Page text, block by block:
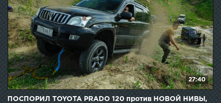
27:40
ПОСПОРИЛ TOYOTA PRADO 120 против НОВОЙ НИВЫ,